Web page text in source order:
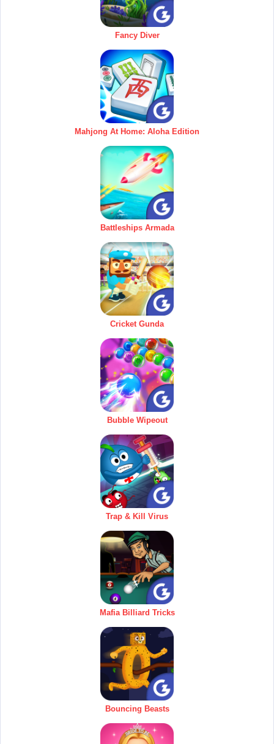
Fancy Diver
Mahjong At Home: Aloha Edition
Battleships Armada
Cricket Gunda
Bubble Wipeout
Trap & Kill Virus
Mafia Billiard Tricks
Bouncing Beasts